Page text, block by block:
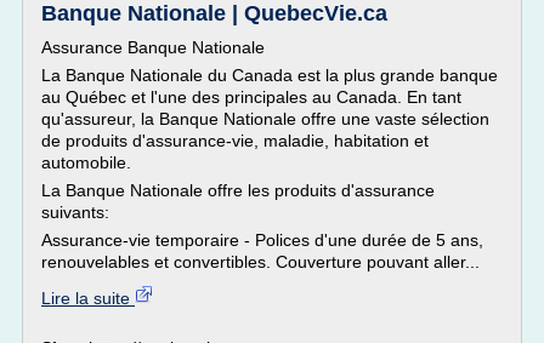
Banque Nationale | QuebecVie.ca
Assurance Banque Nationale
La Banque Nationale du Canada est la plus grande banque
au Québec et l'une des principales au Canada. En tant
qu'assureur, la Banque Nationale offre une vaste sélection
de produits d'assurance-vie, maladie, habitation et
automobile.
La Banque Nationale offre les produits d'assurance
suivants:
Assurance-vie temporaire - Polices d'une durée de 5 ans,
renouvelables et convertibles. Couverture pouvant aller...
Lire la suite